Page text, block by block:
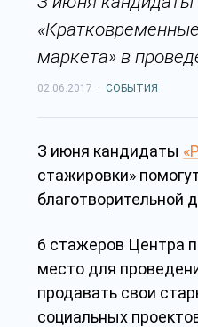
маркета» в
02.06.2017 · СОБЫТИЯ
З июня кандидаты
стажировки»
благотворительной
6 стажеров Центра
место для
продавать свои
социальных